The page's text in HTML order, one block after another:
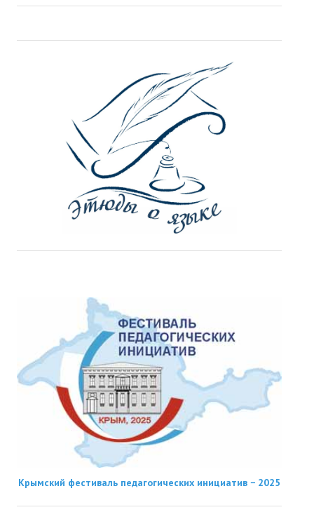
Крымский фестиваль педагогических инициатив − 2025